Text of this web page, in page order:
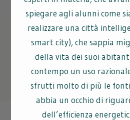
spiegare agli alunni come
realizzare una città
smart city), che sappia
della vita dei suoi
contempo un uso
sfrutti molto di più le
abbia un occhio di
dell’efficienza